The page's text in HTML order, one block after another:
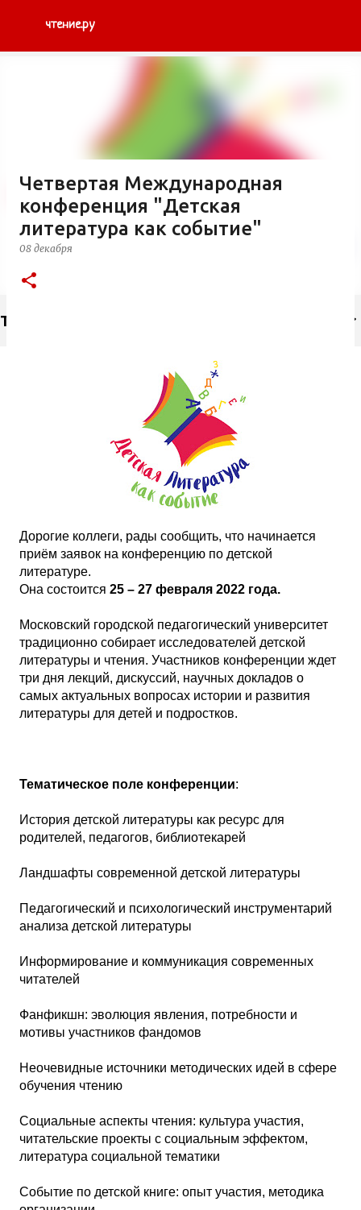
чтение.ру
Тэги
Четвертая Международная
конференция "Детская
литература как событие"
08 декабря
Дорогие коллеги, рады сообщить, что начинается
приём заявок на конференцию по детской
литературе.
Она состоится 25 – 27 февраля 2022 года.
Московский городской педагогический университет
традиционно собирает исследователей детской
литературы и чтения. Участников конференции ждет
три дня лекций, дискуссий, научных докладов о
самых актуальных вопросах истории и развития
литературы для детей и подростков.
Тематическое поле конференции:
История детской литературы как ресурс для
родителей, педагогов, библиотекарей
Ландшафты современной детской литературы
Педагогический и психологический инструментарий
анализа детской литературы
Информирование и коммуникация современных
читателей
Фанфикшн: эволюция явления, потребности и
мотивы участников фандомов
Неочевидные источники методических идей в сфере
обучения чтению
Социальные аспекты чтения: культура участия,
читательские проекты с социальным эффектом,
литература социальной тематики
Событие по детской книге: опыт участия, методика